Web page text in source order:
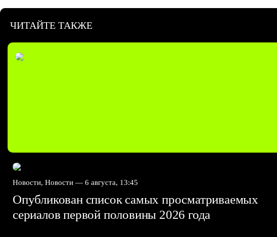
ЧИТАЙТЕ ТАКЖЕ
Новости, Новости — 6 августа, 13:45
Опубликован список самых просматриваемых
сериалов первой половины 2026 года